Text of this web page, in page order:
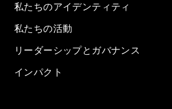
私たちのアイデンティティ
私たちの活動
リーダーシップとガバナンス
インパクト